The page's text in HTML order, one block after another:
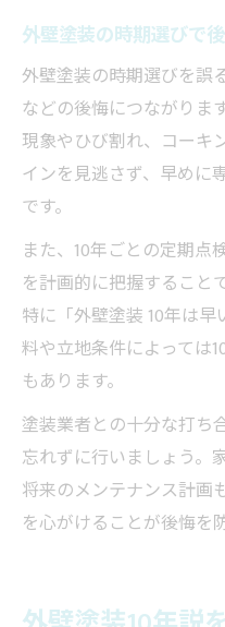
外壁塗装の時期選びで
外壁塗装の時期選びを誤
などの後悔につながりま
現象やひび割れ、コーキ
インを見逃さず、早めに
です。
また、10年ごとの定期点
を計画的に把握すること
特に「外壁塗装 10年は
料や立地条件によっては
もあります。
塗装業者との十分な打ち
忘れずに行いましょう。
将来のメンテナンス計画
を心がけることが後悔を